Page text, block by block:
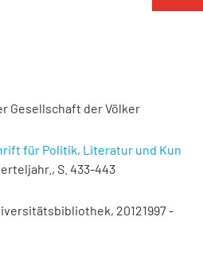
Gesellschaft der Völker
für Politik, Literatur und Kun
S. 433-443
20121997 -